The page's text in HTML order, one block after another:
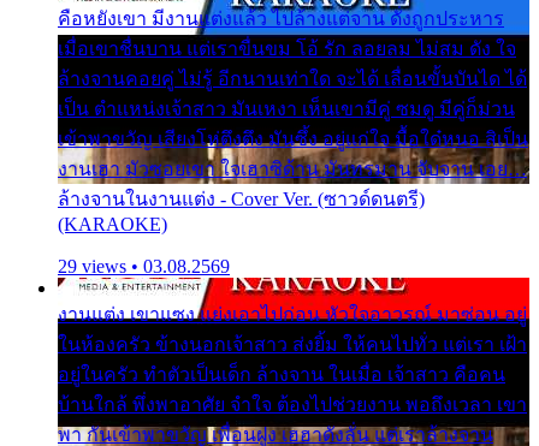
คือหยังเขา มีงานแต่งแล้ว ไปล้างแต่จาน ดั่งถูกประหาร
เมื่อเขาชื่นบาน แต่เราขื่นขม โอ้ รัก ลอยลม ไม่สม ดัง ใจ
ล้างจานคอยคู่ ไม่รู้ อีกนานเท่าใด จะได้ เลื่อนขั้นบันได ได้
เป็น ตำแหน่งเจ้าสาว มันเหงา เห็นเขามีคู่ ซมดู มีคู่ก็ม่วน
เข้าพาขวัญ เสียงโห่ตึงตึง มันซึ้ง อยู่แก่ใจ มื้อใด๋หนอ สิเป็น
งานเฮา มัวซอยเขา ใจเฮาซิด้าน มันทรมาน จับจาน เอย…
ล้างจานในงานแต่ง - Cover Ver. (ซาวด์ดนตรี)
(KARAOKE)
29 views • 03.08.2569
งานแต่ง เขาแซง แย่งเอาไปก่อน หัวใจอาวรณ์ มาซ่อน อยู่
ในห้องครัว ข้างนอกเจ้าสาว ส่งยิ้ม ให้คนไปทั่ว แต่เรา เฝ้า
อยู่ในครัว ทำตัวเป็นเด็ก ล้างจาน ในเมื่อ เจ้าสาว คือคน
บ้านใกล้ พึ่งพาอาศัย จำใจ ต้องไปช่วยงาน พอถึงเวลา เขา
พา กันเข้าพาขวัญ เพื่อนฝูง เฮฮาดังลั่น แต่เราล้างจาน